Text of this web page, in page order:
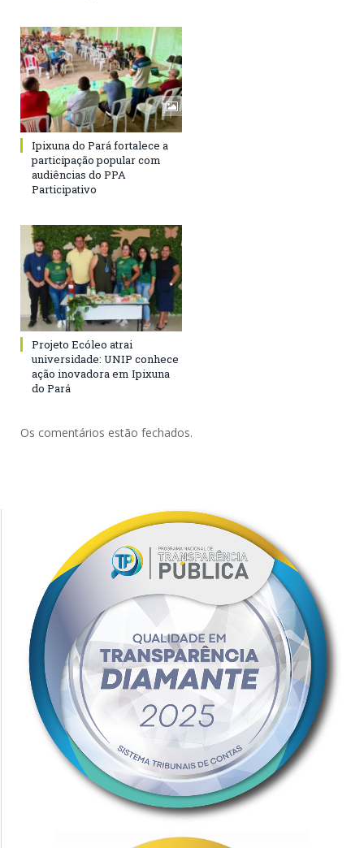
Ipixuna do Pará fortalece a
participação popular com
audiências do PPA
Participativo
Projeto Ecóleo atrai
universidade: UNIP conhece
ação inovadora em Ipixuna
do Pará
Os comentários estão fechados.